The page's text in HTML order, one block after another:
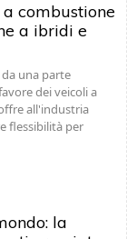
combustione
a ibridi e
una parte
dei veicoli a
all'industria
flessibilità per
la